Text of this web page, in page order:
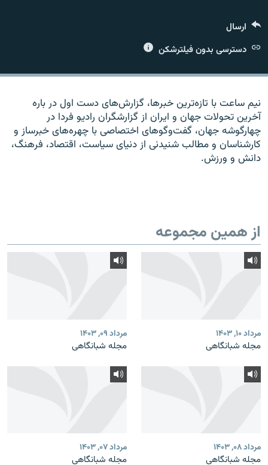
زبان‌های دیگر
ارسال
دسترسی بدون فیلترشکن
نیم ساعت با تازه‌ترین خبرها، گزارش‌های دست اول در باره
آخرین تحولات جهان و ایران از گزارشگران رادیو فردا در
چهارگوشه جهان، گفت‌وگوهای اختصاصی با چهره‌های خبرساز و
کارشناسان و مطالب شنیدنی از دنیای سیاست، اقتصاد، فرهنگ،
دانش و ورزش.
از همین مجموعه
مرداد ۱۰, ۱۴۰۳
مجله شبانگاهی
مرداد ۰۹, ۱۴۰۳
مجله شبانگاهی
مرداد ۰۸, ۱۴۰۳
مجله شبانگاهی
مرداد ۰۷, ۱۴۰۳
مجله شبانگاهی